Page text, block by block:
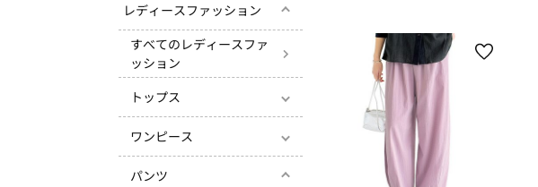
レディースファッション
すべてのレディースファ
ッション
トップス
ワンピース
パンツ